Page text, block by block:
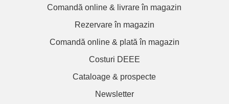
Comandă online & livrare în magazin
Rezervare în magazin
Comandă online & plată în magazin
Costuri DEEE
Cataloage & prospecte
Newsletter